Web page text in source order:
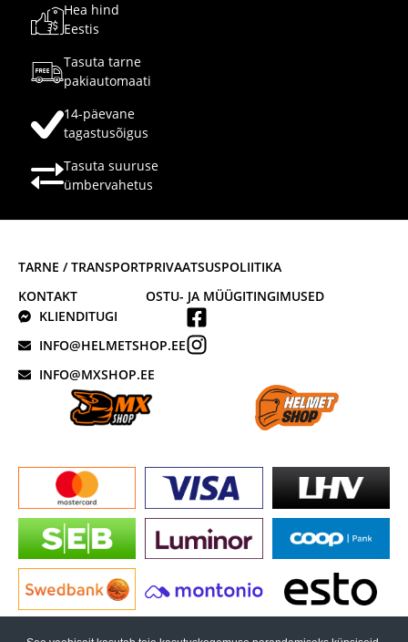
Hea hind
Eestis
Tasuta tarne
pakiautomaati
14-päevane
tagastusõigus
Tasuta suuruse
ümbervahetus
TARNE / TRANSPORT
KONTAKT
PRIVAATSUSPOLIITIKA
OSTU- JA MÜÜGITINGIMUSED
KLIENDITUGI
INFO@HELMETSHOP.EE
INFO@MXSHOP.EE